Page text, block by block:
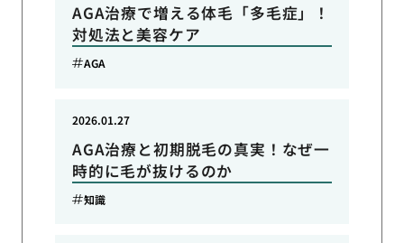
AGA治療で増える体毛「多毛症」！
対処法と美容ケア
AGA
AGA治療と初期脱毛の真実！なぜ一
時的に毛が抜けるのか
2026.01.27
知識